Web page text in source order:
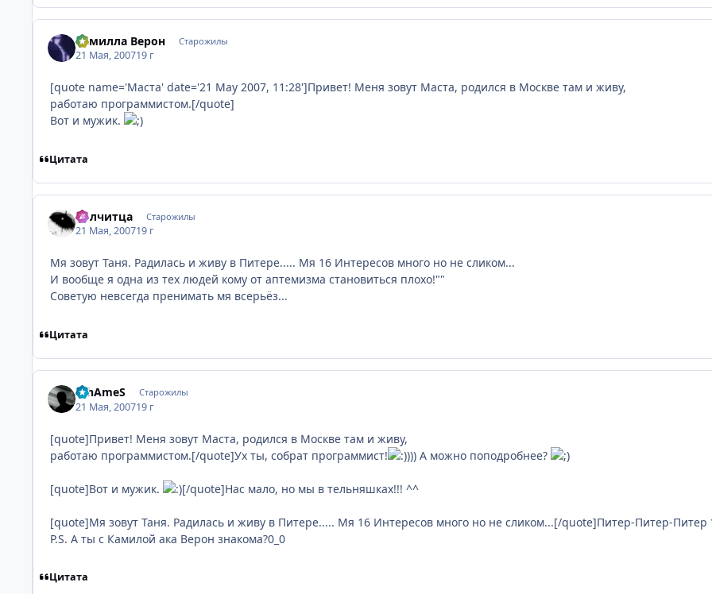
Камилла Верон Старожилы
21 Мая, 200719 г
[quote name='Маста' date='21 May 2007, 11:28']Привет! Меня зовут Маста, родился в Москве там и живу,
работаю программистом.[/quote]
Вот и мужик.
Цитата
Волчитца Старожилы
21 Мая, 200719 г
Мя зовут Таня. Радилась и живу в Питере..... Мя 16 Интересов много но не сликом...
И вообще я одна из тех людей кому от аптемизма становиться плохо!""
Советую невсегда пренимать мя всерьёз...
Цитата
AlhAmeS Старожилы
21 Мая, 200719 г
[quote]Привет! Меня зовут Маста, родился в Москве там и живу,
работаю программистом.[/quote]Ух ты, собрат программист!
))) А можно поподробнее?
[quote]Вот и мужик. [/quote]Нас мало, но мы в тельняшках!!! ^^
[quote]Мя зовут Таня. Радилась и живу в Питере..... Мя 16 Интересов много но не сликом...[/quote]Питер-Питер-
P.S. А ты с Камилой ака Верон знакома?0_0
Цитата